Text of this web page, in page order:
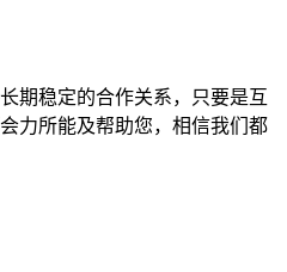
期稳定的合作关系，只要是互
力所能及帮助您，相信我们都